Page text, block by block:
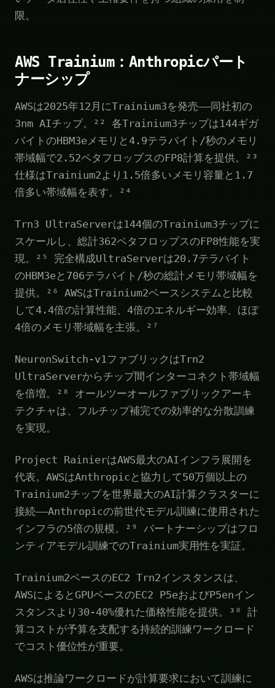
限。
AWS Trainium：Anthropicパート
ナーシップ
AWSは2025年12月にTrainium3を発売——同社初の
3nm AIチップ。²² 各Trainium3チップは144ギガ
バイトのHBM3eメモリと4.9テラバイト/秒のメモリ
帯域幅で2.52ペタフロップスのFP8計算を提供。²³
仕様はTrainium2より1.5倍多いメモリ容量と1.7
倍多い帯域幅を表す。²⁴
Trn3 UltraServerは144個のTrainium3チップに
スケールし、総計362ペタフロップスのFP8性能を実
現。²⁵ 完全構成UltraServerは20.7テラバイト
のHBM3eと706テラバイト/秒の総計メモリ帯域幅を
提供。²⁶ AWSはTrainium2ベースシステムと比較
して4.4倍の計算性能、4倍のエネルギー効率、ほぼ
4倍のメモリ帯域幅を主張。²⁷
NeuronSwitch-v1ファブリックはTrn2
UltraServerからチップ間インターコネクト帯域幅
を倍増。²⁸ オールツーオールファブリックアーキ
テクチャは、フルチップ補完での効率的な分散訓練
を実現。
Project RainierはAWS最大のAIインフラ展開を
代表。AWSはAnthropicと協力して50万個以上の
Trainium2チップを世界最大のAI計算クラスターに
接続——Anthropicの前世代モデル訓練に使用された
インフラの5倍の規模。²⁹ パートナーシップはフロ
ンティアモデル訓練でのTrainium実用性を実証。
Trainium2ベースのEC2 Trn2インスタンスは、
AWSによるとGPUベースのEC2 P5eおよびP5enイン
スタンスより30-40%優れた価格性能を提供。³⁰ 計
算コストが予算を支配する持続的訓練ワークロード
でコスト優位性が重要。
AWSは推論ワークロードが計算要求において訓練に